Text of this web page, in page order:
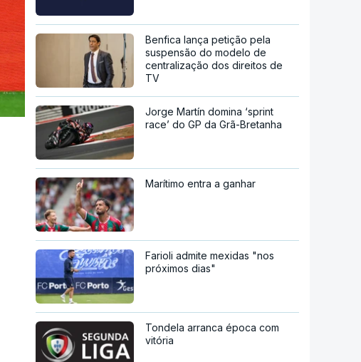
Benfica lança petição pela
suspensão do modelo de
centralização dos direitos de
TV
Jorge Martín domina ‘sprint
race’ do GP da Grã-Bretanha
Marítimo entra a ganhar
Farioli admite mexidas "nos
próximos dias"
Tondela arranca época com
vitória